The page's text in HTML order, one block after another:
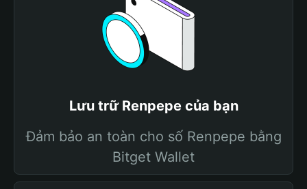
Lưu trữ Renpepe của bạn
Đảm bảo an toàn cho số Renpepe bằng
Bitget Wallet